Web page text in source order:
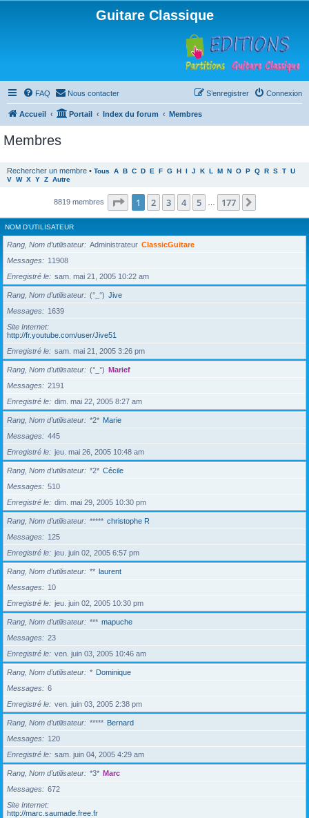
Guitare Classique
FAQ Nous contacter Connexion
S’enregistrer
Accueil Portail Index du forum Membres
Membres
Rechercher un membre • Tous A B C D E F G H I J K L M N O P Q R S T U
V W X Y Z Autre
8819 membres Page 1sur177
1 2 3 4 5 177
NOM D’UTILISATEUR
Rang, Nom d’utilisateur Administrateur ClassicGuitare
Messages
11908
Enregistré le
sam. mai 21, 2005 10:22 am
Rang, Nom d’utilisateur (°_°) Jive
Messages
1639
Site Internet
http://fr.youtube.com/user/Jive51
Enregistré le
sam. mai 21, 2005 3:26 pm
Rang, Nom d’utilisateur (°_°) Marief
Messages
2191
Enregistré le
dim. mai 22, 2005 8:27 am
Rang, Nom d’utilisateur *2* Marie
Messages
445
Enregistré le
jeu. mai 26, 2005 10:48 am
Rang, Nom d’utilisateur *2* Cécile
Messages
510
Enregistré le
dim. mai 29, 2005 10:30 pm
Rang, Nom d’utilisateur ***** christophe R
Messages
125
Enregistré le
jeu. juin 02, 2005 6:57 pm
Rang, Nom d’utilisateur ** laurent
Messages
10
Enregistré le
jeu. juin 02, 2005 10:30 pm
Rang, Nom d’utilisateur *** mapuche
Messages
23
Enregistré le
ven. juin 03, 2005 10:46 am
Rang, Nom d’utilisateur * Dominique
Messages
6
Enregistré le
ven. juin 03, 2005 2:38 pm
Rang, Nom d’utilisateur ***** Bernard
Messages
120
Enregistré le
sam. juin 04, 2005 4:29 am
Rang, Nom d’utilisateur *3* Marc
Messages
672
Site Internet
http://marc.saumade.free.fr